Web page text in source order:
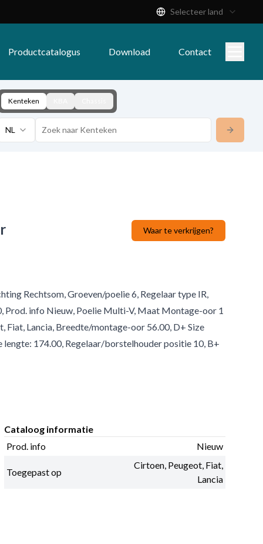
Selecteer land
Productcatalogus Download Contact
Kenteken
NL
Waar te verkrijgen?
Rechtsom, Groeven/poelie 6, Regelaar type IR,
Prod. info Nieuw, Poelie Multi-V, Maat Montage-oor 1
Fiat, Lancia, Breedte/montage-oor 56.00, D+ Size
174.00, Regelaar/borstelhouder positie 10, B+
Cataloog informatie
Prod. info
Nieuw
Toegepast op
Cirtoen, Peugeot, Fiat,
Lancia